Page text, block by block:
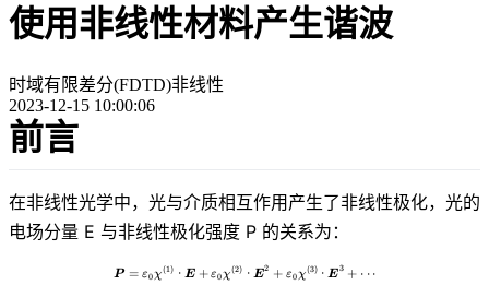
使用非线性材料产生谐波
时域有限差分(FDTD)非线性
2023-12-15 10:00:06
前言
在非线性光学中，光与介质相互作用产生了非线性极化，光的
电场分量 E 与非线性极化强度 P 的关系为：
P = ε0χ(1) ⋅ E + ε0χ(2) ⋅ E2 + ε0χ(3) ⋅ E3 + ⋅ ⋅ ⋅